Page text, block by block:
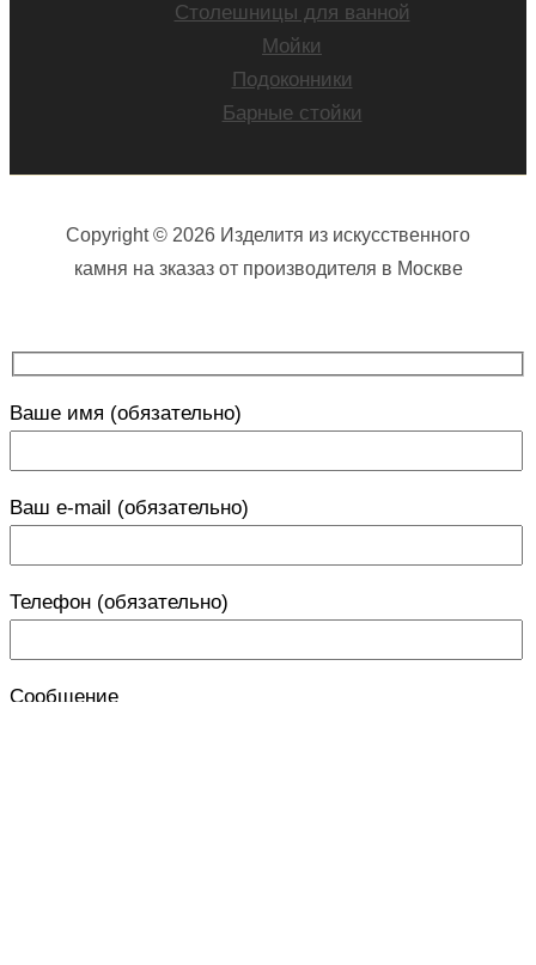
Столешницы для ванной
Мойки
Подоконники
Барные стойки
Copyright © 2026 Изделитя из искусственного
камня на зказаз от производителя в Москве
Ваше имя (обязательно)
Ваш e-mail (обязательно)
Телефон (обязательно)
Сообщение